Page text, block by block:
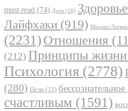
must read (74) Дети (16) Здоровье
Лайфхаки (919) Михаил Литвак
(2231) Отношения
(212) Принципы жизни
Психология (2778)
(280) Цели (33) бессознательное
счастливым (1591)